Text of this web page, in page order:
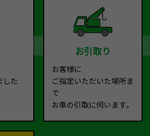
した
お引取り
お客様に
ご指定いただいた場所ま
で
お車の引取に伺います。